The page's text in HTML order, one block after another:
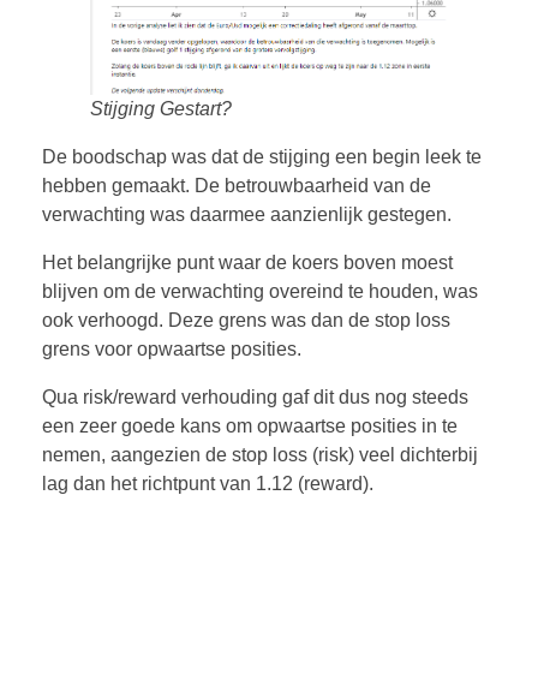
Stijging Gestart?
De boodschap was dat de stijging een begin leek te
hebben gemaakt. De betrouwbaarheid van de
verwachting was daarmee aanzienlijk gestegen.
Het belangrijke punt waar de koers boven moest
blijven om de verwachting overeind te houden, was
ook verhoogd. Deze grens was dan de stop loss
grens voor opwaartse posities.
Qua risk/reward verhouding gaf dit dus nog steeds
een zeer goede kans om opwaartse posities in te
nemen, aangezien de stop loss (risk) veel dichterbij
lag dan het richtpunt van 1.12 (reward).